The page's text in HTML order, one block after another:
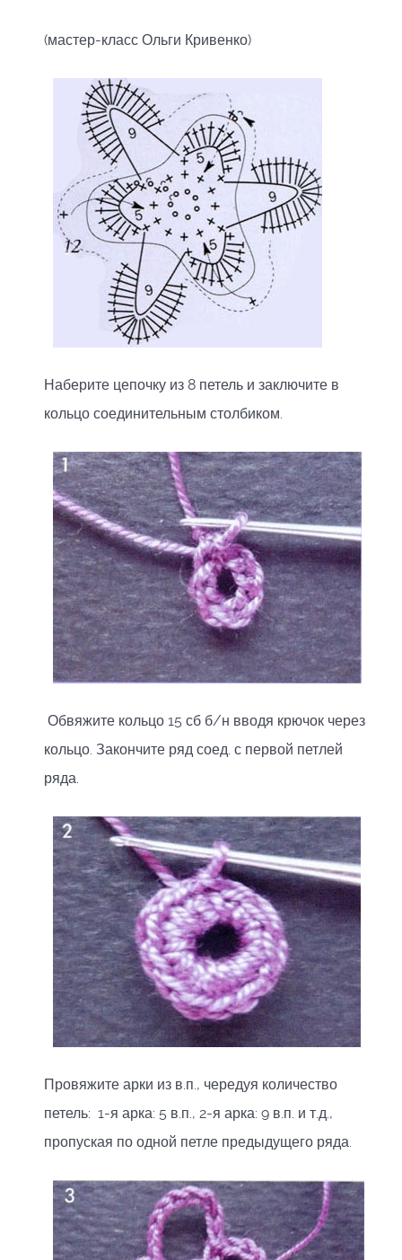
(мастер-класс Ольги Кривенко)
Наберите цепочку из 8 петель и заключите в
кольцо соединительным столбиком.
Обвяжите кольцо 15 сб б/н вводя крючок через
кольцо. Закончите ряд соед. с первой петлей
ряда.
Провяжите арки из в.п., чередуя количество
петель: 1-я арка: 5 в.п., 2-я арка: 9 в.п. и т.д.,
пропуская по одной петле предыдущего ряда.